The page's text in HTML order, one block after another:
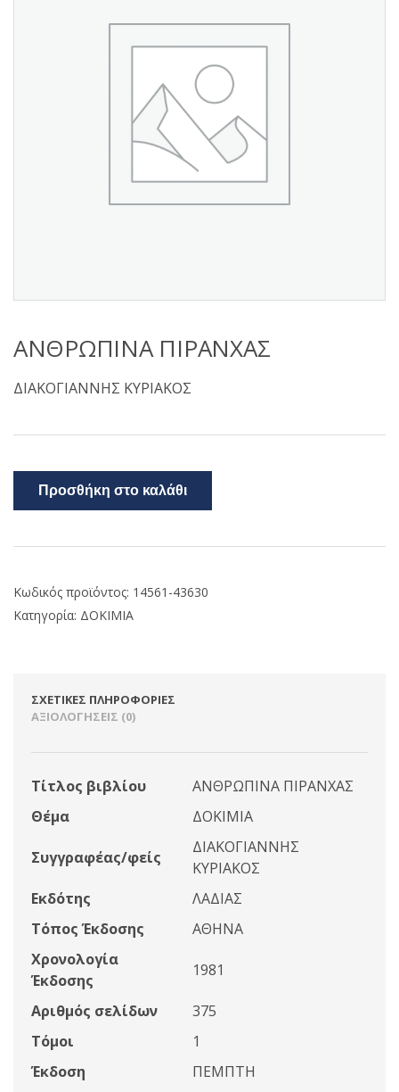
ΑΝΘΡΩΠΙΝΑ ΠΙΡΑΝΧΑΣ
ΔΙΑΚΟΓΙΑΝΝΗΣ ΚΥΡΙΑΚΟΣ
Προσθήκη στο καλάθι
Κωδικός προϊόντος: 14561-43630
Κατηγορία: ΔΟΚΙΜΙΑ
ΣΧΕΤΙΚΈΣ ΠΛΗΡΟΦΟΡΊΕΣ
ΑΞΙΟΛΟΓΉΣΕΙΣ (0)
Τίτλος βιβλίου
ΑΝΘΡΩΠΙΝΑ ΠΙΡΑΝΧΑΣ
Θέμα
ΔΟΚΙΜΙΑ
Συγγραφέας/φείς
ΔΙΑΚΟΓΙΑΝΝΗΣ
ΚΥΡΙΑΚΟΣ
Εκδότης
ΛΑΔΙΑΣ
Τόπος Έκδοσης
ΑΘΗΝΑ
Χρονολογία
Έκδοσης
1981
Αριθμός σελίδων
375
Τόμοι
1
Έκδοση
ΠΕΜΠΤΗ